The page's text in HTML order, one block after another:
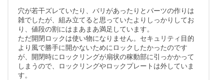
穴が若干ズレていたり、バリがあったりとパーツの作りは
雑でしたが、組み立てると思っていたよりしっかりしてお
り、値段の割にはまあまあ満足しています。
ただ開閉ロックは使い物になりません。セキュリティ目的
より風で勝手に開かないためにロックしたかったのです
が、開閉時にロックリングが扇状の稼動部に引っかかって
しまうので、ロックリングやロックプレートは外していま
す。